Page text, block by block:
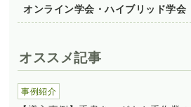
オンライン学会・ハイブリッド学会
オススメ記事
事例紹介